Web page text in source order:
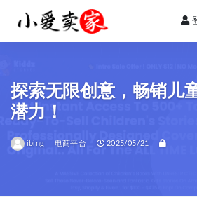
探索无限创意，畅销儿
潜力！
ibing 电商平台 2025/05/21